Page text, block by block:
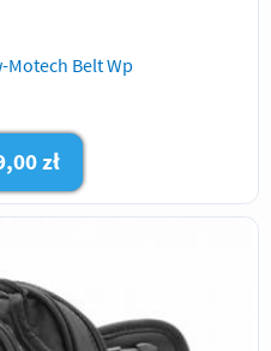
Motech Belt Wp
zł